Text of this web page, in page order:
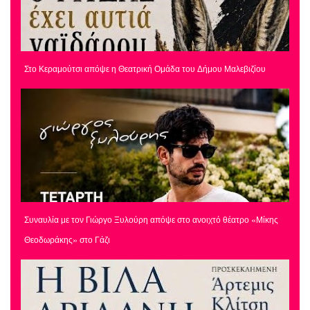
Στο Κεραμούτσι απόψε η Θεατρική Ομάδα του Δήμου Μαλεβιζίου
Συναυλία με τον Γιώργο Ξυλούρη απόψε στο ανοιχτό θέατρο «Μίκης
Θεοδωράκης» στο Γάζι